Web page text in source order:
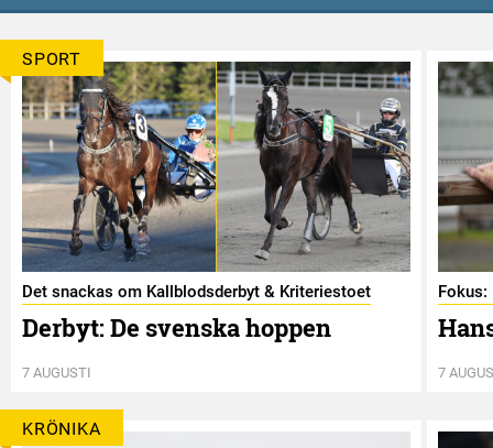
SPORT
Det snackas om Kallblodsderbyt & Kriteriestoet
Derbyt: De svenska hoppen
7 AUGUSTI
Fokus:
7
KRÖNIKA